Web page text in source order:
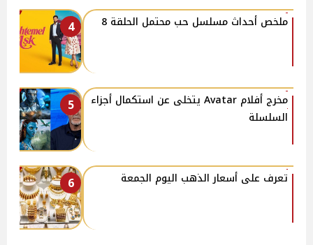
4 ملخص أحداث مسلسل حب محتمل الحلقة 8
5
مخرج أفلام Avatar يتخلى عن استكمال أجزاء
السلسلة
6 تعرف على أسعار الذهب اليوم الجمعة